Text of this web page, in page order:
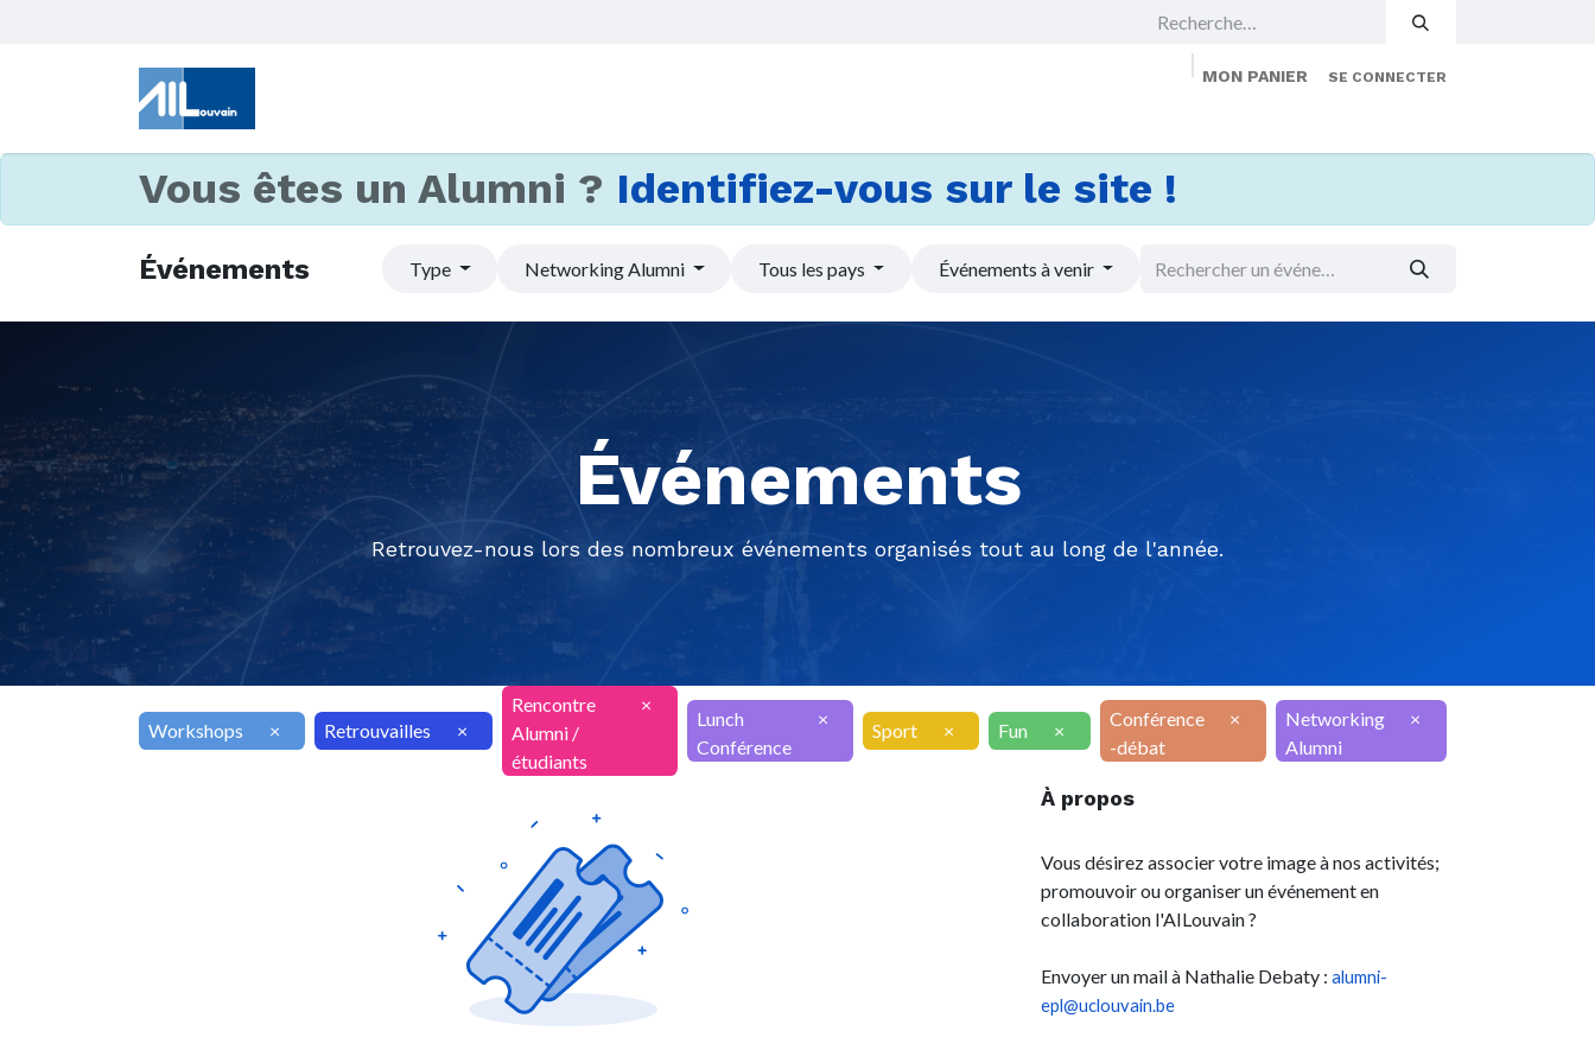
MON PANIER SE CONNECTER
Vous êtes un Alumni ? Identifiez-vous sur le site !
Événements Type Networking Alumni Tous les pays Événements à venir
Événements
Retrouvez-nous lors des nombreux événements organisés tout au long de l'année.
Workshops × Retrouvailles ×
Rencontre
Alumni /
étudiants
×
Lunch
Conférence
×
Sport × Fun ×
Conférence
-débat
×
Networking
Alumni
×
À propos
Vous désirez associer votre image à nos activités;
promouvoir ou organiser un événement en
collaboration l'AILouvain ?
Envoyer un mail à Nathalie Debaty : alumni-
epl@uclouvain.be